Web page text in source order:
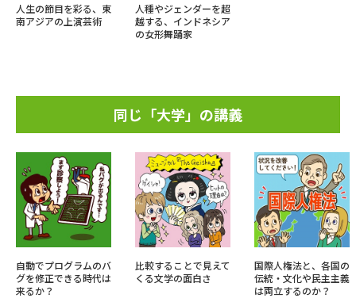
人生の節目を彩る、東
南アジアの上演芸術
人種やジェンダーを超
越する、インドネシア
の女形舞踊家
同じ「大学」の講義
自動でプログラムのバ
グを修正できる時代は
来るか？
比較することで見えて
くる文学の面白さ
国際人権法と、各国の
伝統・文化や民主主義
は両立するのか？